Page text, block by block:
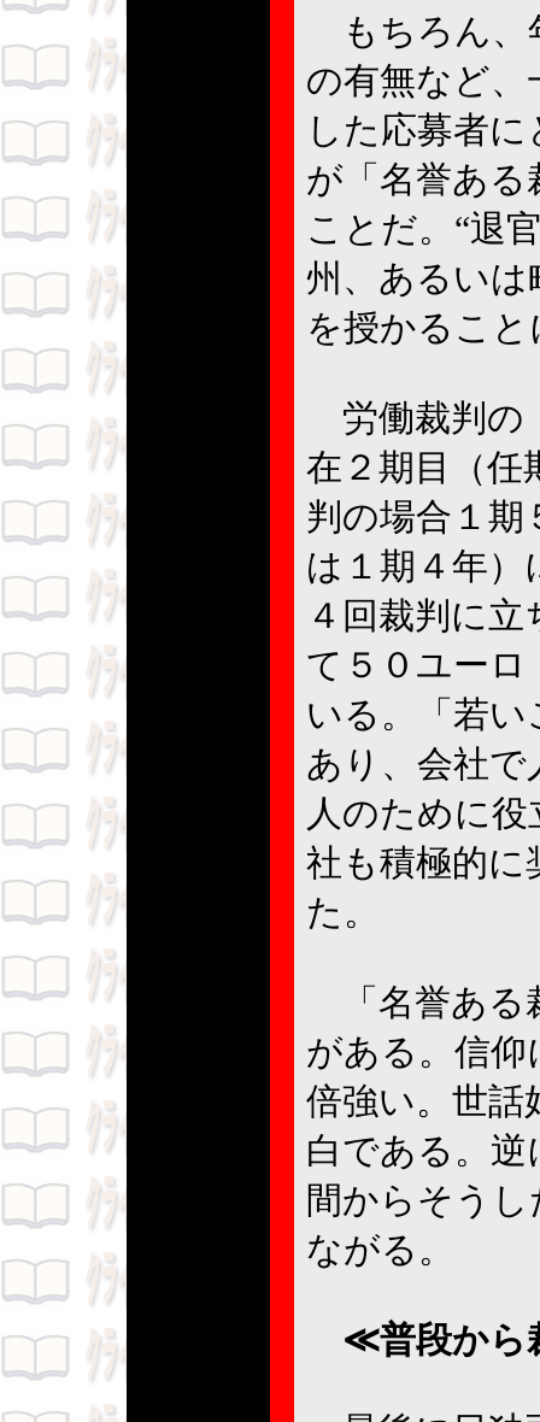
もちろん、
の有無など
した応募者
が「名誉ある
ことだ。“退
州、あるいは
を授かるこ
労働裁判の
在２期目（任
判の場合１期
は１期４年）
４回裁判に
て５０ユーロ
いる。「若
あり、会社
人のために
社も積極的に
た。
「名誉ある
がある。信仰
倍強い。世話
白である。
間からそう
ながる。
≪普段から